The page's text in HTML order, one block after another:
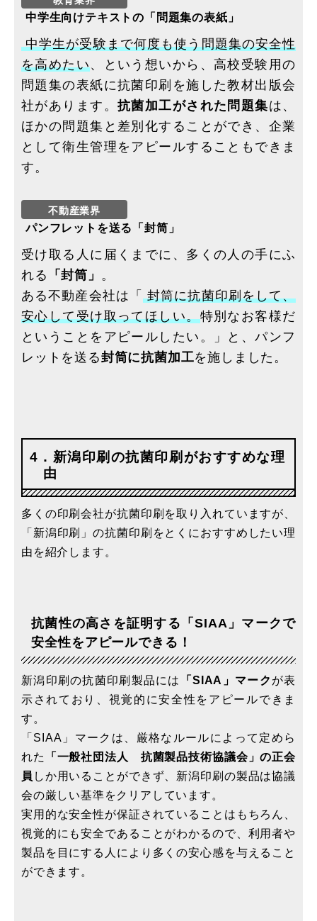
中学生向けテキストの「問題集の表紙」
中学生が受験まで何度も使う問題集の安全性
を高めたい、という想いから、高校受験用の
問題集の表紙に抗菌印刷を施した教材出版会
社があります。抗菌加工がされた問題集は、
ほかの問題集と差別化することができ、企業
として衛生管理をアピールすることもできま
す。
パンフレットを送る「封筒」
受け取る人に届くまでに、多くの人の手にふ
れる
「封筒」
。
ある不動産会社は「 封筒に抗菌印刷をして、
安心して受け取ってほしい。特別なお客様だ
ということをアピールしたい。」と、パンフ
レットを送る封筒に抗菌加工を施しました。
4．新潟印刷の抗菌印刷がおすすめな理
由
多くの印刷会社が抗菌印刷を取り入れていますが、
「新潟印刷」の抗菌印刷をとくにおすすめしたい理
由を紹介します。
抗菌性の高さを証明する「SIAA」マークで
安全性をアピールできる！
新潟印刷の抗菌印刷製品には 「SIAA」マーク が表
示されており、視覚的に安全性をアピールできま
す。
「SIAA」マークは、厳格なルールによって定めら
れた
「一般社団法人 抗菌製品技術協議会」の正会
員 しか用いることができず、新潟印刷の製品は協議
会の厳しい基準をクリアしています。
実用的な安全性が保証されていることはもちろん、
視覚的にも安全であることがわかるので、利用者や
製品を目にする人により多くの安心感を与えること
ができます。